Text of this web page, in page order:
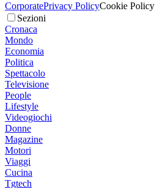
CorporatePrivacy PolicyCookie Policy
Sezioni
Cronaca
Mondo
Economia
Politica
Spettacolo
Televisione
People
Lifestyle
Videogiochi
Donne
Magazine
Motori
Viaggi
Cucina
Tgtech